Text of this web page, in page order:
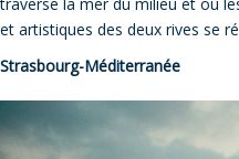
et artistiques des deux rives se
Strasbourg-Méditerranée